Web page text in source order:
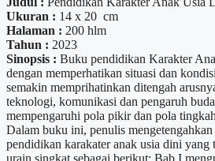
Ukuran : 14 x 20 cm
Halaman : 200 hlm
Tahun : 2023
Sinopsis : Buku pendidikan Karakter
dengan memperhatikan situasi dan
semakin memprihatinkan ditengah
teknologi, komunikasi dan pengaruh
mempengaruhi pola pikir dan pola
Dalam buku ini, penulis
pendidikan karakater anak usia dini yang
urain singkat sebagai berikut: Bab I